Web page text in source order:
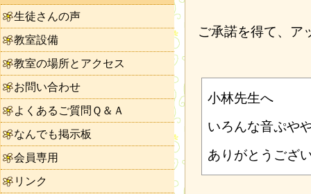
ご承諾を得て、ア
小林先生へ
いろんな音ぷや
ありがとうござ
生徒さんの声
教室設備
教室の場所とアクセス
お問い合わせ
よくあるご質問Ｑ＆Ａ
なんでも掲示板
会員専用
リンク